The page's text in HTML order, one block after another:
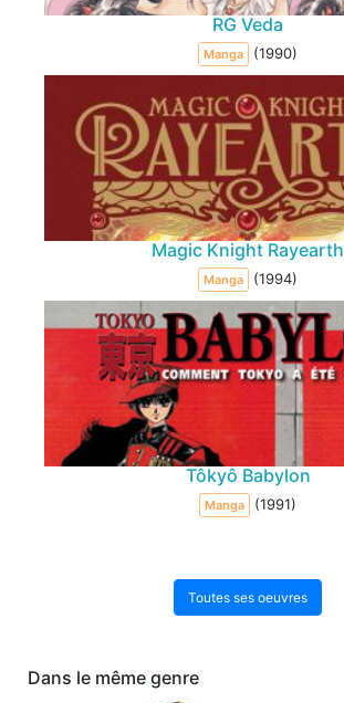
RG Veda
Manga (1990)
Magic Knight Rayearth
Manga (1994)
Tôkyô Babylon
Manga (1991)
Toutes ses oeuvres
Dans le même genre